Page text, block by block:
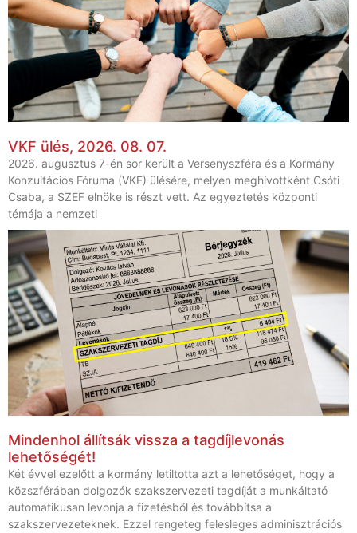
VKF ülés, 2026. 08. 07.
2026. augusztus 7-én sor került a Versenyszféra és a Kormány
Konzultációs Fóruma (VKF) ülésére, melyen meghívottként Csóti
Csaba, a SZEF elnöke is részt vett. Az egyeztetés központi
témája a nemzeti
Mindenhol állítsák vissza a tagdíjlevonás
lehetőségét!
Két évvel ezelőtt a kormány letiltotta azt a lehetőséget, hogy a
közszférában dolgozók szakszervezeti tagdíját a munkáltató
automatikusan levonja a fizetésből és továbbítsa a
szakszervezeteknek. Ezzel rengeteg felesleges adminisztrációs